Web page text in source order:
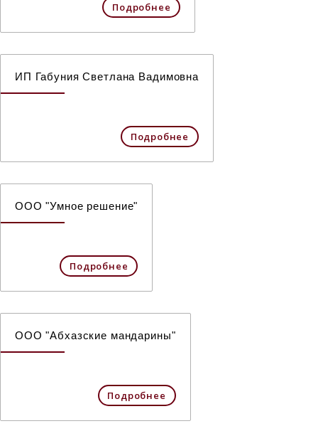
Подробнее
ИП Габуния Светлана Вадимовна
Подробнее
ООО "Умное решение"
Подробнее
ООО "Абхазские мандарины"
Подробнее